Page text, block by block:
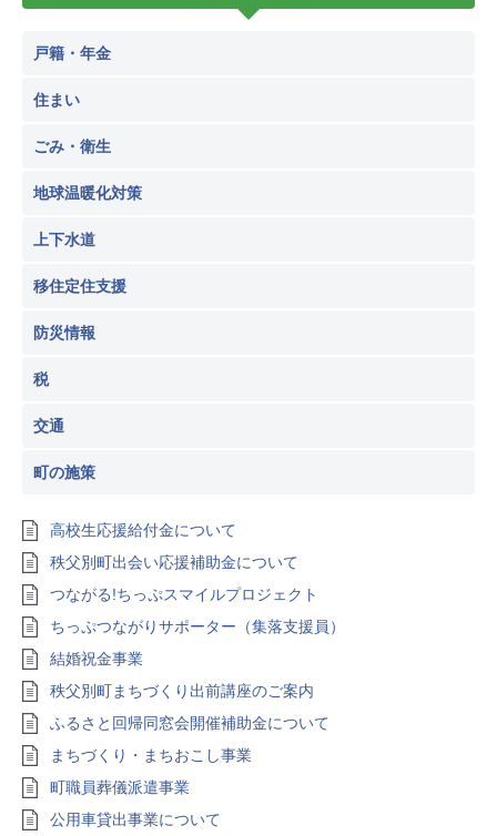
戸籍・年金
住まい
ごみ・衛生
地球温暖化対策
上下水道
移住定住支援
防災情報
税
交通
町の施策
高校生応援給付金について
秩父別町出会い応援補助金について
つながる!ちっぷスマイルプロジェクト
ちっぷつながりサポーター（集落支援員）
結婚祝金事業
秩父別町まちづくり出前講座のご案内
ふるさと回帰同窓会開催補助金について
まちづくり・まちおこし事業
町職員葬儀派遣事業
公用車貸出事業について